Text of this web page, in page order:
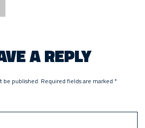
A REPLY
be published. Required fields are marked *